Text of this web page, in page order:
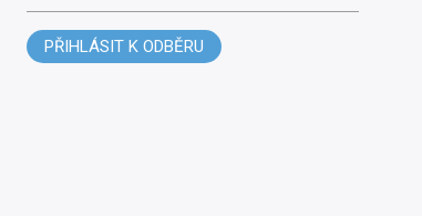
PŘIHLÁSIT K ODBĚRU